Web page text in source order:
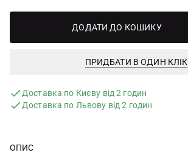
ДОДАТИ ДО КОШИКУ
ПРИДБАТИ В ОДИН КЛІК
Доставка по Києву від 2 годин
Доставка по Львову від 2 годин
ОПИС